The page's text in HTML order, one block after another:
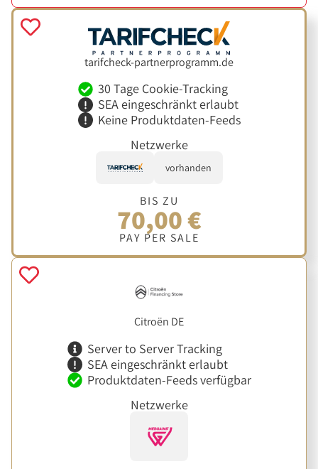
tarifcheck-partnerprogramm.de
30 Tage Cookie-Tracking
SEA eingeschränkt erlaubt
Keine Produktdaten-Feeds
Netzwerke
vorhanden
BIS ZU
70,00 €
PAY PER SALE
Citroën DE
Server to Server Tracking
SEA eingeschränkt erlaubt
Produktdaten-Feeds verfügbar
Netzwerke